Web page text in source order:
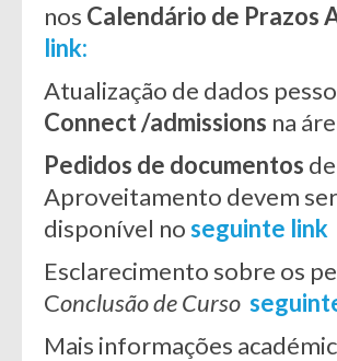
nos Calendário de Prazos
link:
Atualização de dados
Connect /admissions na
Pedidos de documentos
Aproveitamento devem
disponível noseguinte link
Esclarecimento sobre os
Conclusão de Curso
Mais informações